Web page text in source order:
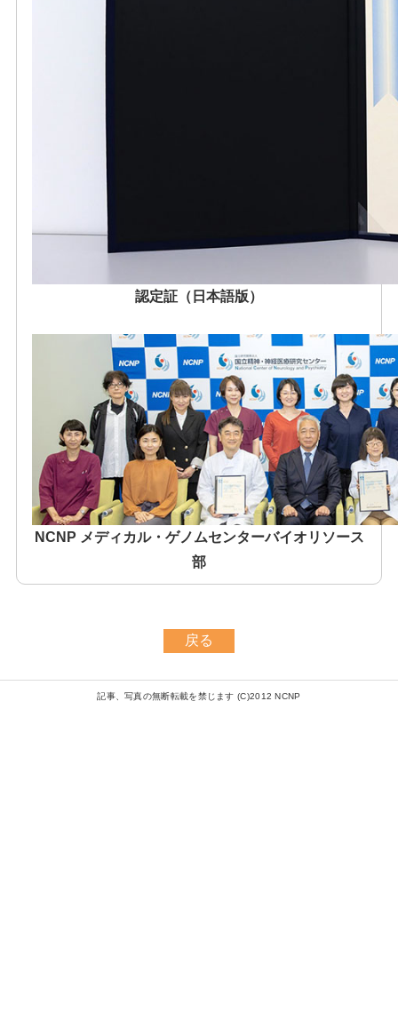
認定証（日本語版）
NCNP メディカル・ゲノムセンターバイオリソース
部
戻る
記事、写真の無断転載を禁じます (C)2012 NCNP